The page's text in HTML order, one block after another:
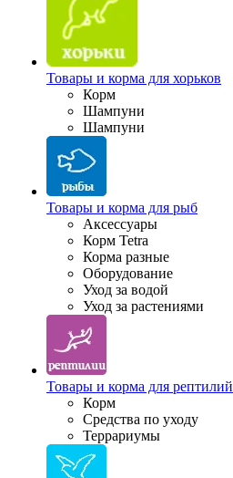
Товары и корма для хорьков
Корм
Шампуни
Шампуни
Товары и корма для рыб
Аксессуары
Корм Tetra
Корма разные
Оборудование
Уход за водой
Уход за растениями
Товары и корма для рептилий
Корм
Средства по уходу
Террариумы